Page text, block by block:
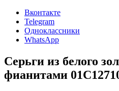
Вконтакте
Telegram
Одноклассники
WhatsApp
Серьги из белого
фианитами